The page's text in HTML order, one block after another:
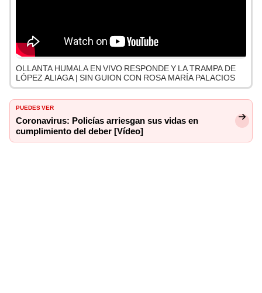
OLLANTA HUMALA EN VIVO RESPONDE Y LA TRAMPA DE
LÓPEZ ALIAGA | SIN GUION CON ROSA MARÍA PALACIOS
PUEDES VER
Coronavirus: Policías arriesgan sus vidas en
cumplimiento del deber [Vídeo]